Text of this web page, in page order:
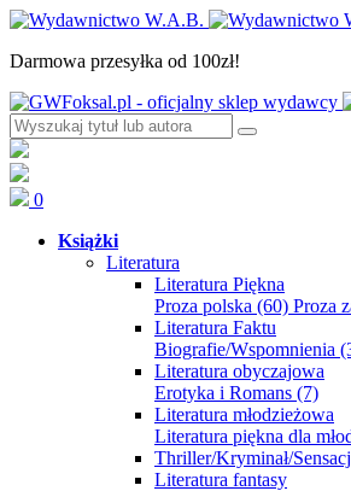
Darmowa przesyłka od 100zł!
0
Książki
Literatura
Literatura Piękna
Proza polska (60) Proza
Literatura Faktu
Biografie/Wspomnienia
Literatura obyczajowa
Erotyka i Romans (7)
Literatura młodzieżowa
Literatura piękna dla
Thriller/Kryminał/
Literatura fantasy